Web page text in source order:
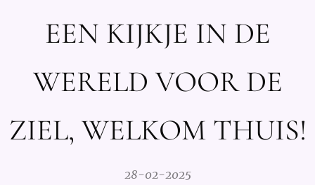
EEN KIJKJE IN DE
WERELD VOOR DE
ZIEL, WELKOM THUIS!
28-02-2025